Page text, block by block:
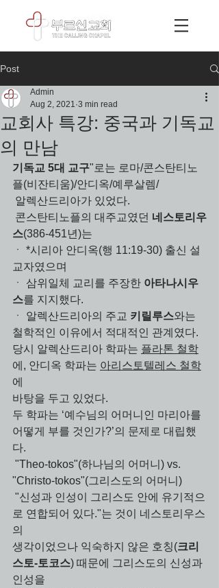
Post
교회사 특강: 중국과 기독교
의 만남
Admin
Aug 2, 2021 3 min read
기독교 5대 교구"로는 로마/콘스탄티노
플(비잔티움)/안디옥/예루살렘/
알렉산드리아가 있었다.
콘스탄티노플의 대주교였던 네스토리우
스(386-451년)는
ㆍ *시리아 안디옥(행 11:19-30) 출신 설
교자였으며
ㆍ 삼위일체 교리를 주장한 아타나시우
스를 지지했다.
ㆍ 알렉산드리아의 주교 키릴루스와는
철학적인 이유에서 적대적인 관계였다.
당시 알렉산드리아 학파는 플라톤 철학
에, 안디옥 학파는 아리스토텔레스 철학
에
바탕을 두고 있었다.
두 학파는 ‘예수님의 어머니인 마리아를
어떻게 부를 것인가?’의 문제로 대립했
다.
"Theo-tokos"(하나님의 어머니) vs.
"Christo-tokos"(그리스도의 어머니)
로 연합되어 있다."는 것이 네스토리우스
의
생각이었으나 익숙하지 않은 호칭(크리
스토-토코스) 때문에 그리스도의 신성과
인성을